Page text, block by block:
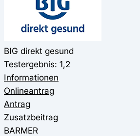
BIG direkt gesund
Testergebnis: 1,2
Informationen
Onlineantrag
Antrag
Zusatzbeitrag
BARMER